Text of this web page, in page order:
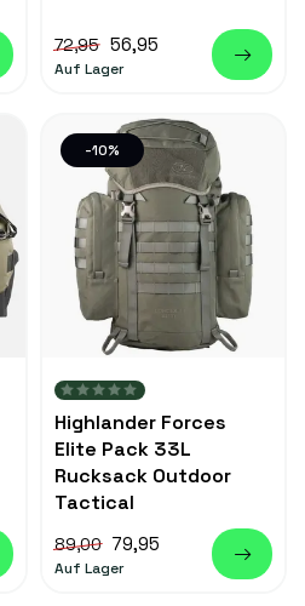
72,95 56,95
Auf Lager
-10%
Highlander Forces
Elite Pack 33L
Rucksack Outdoor
Tactical
89,00 79,95
Auf Lager